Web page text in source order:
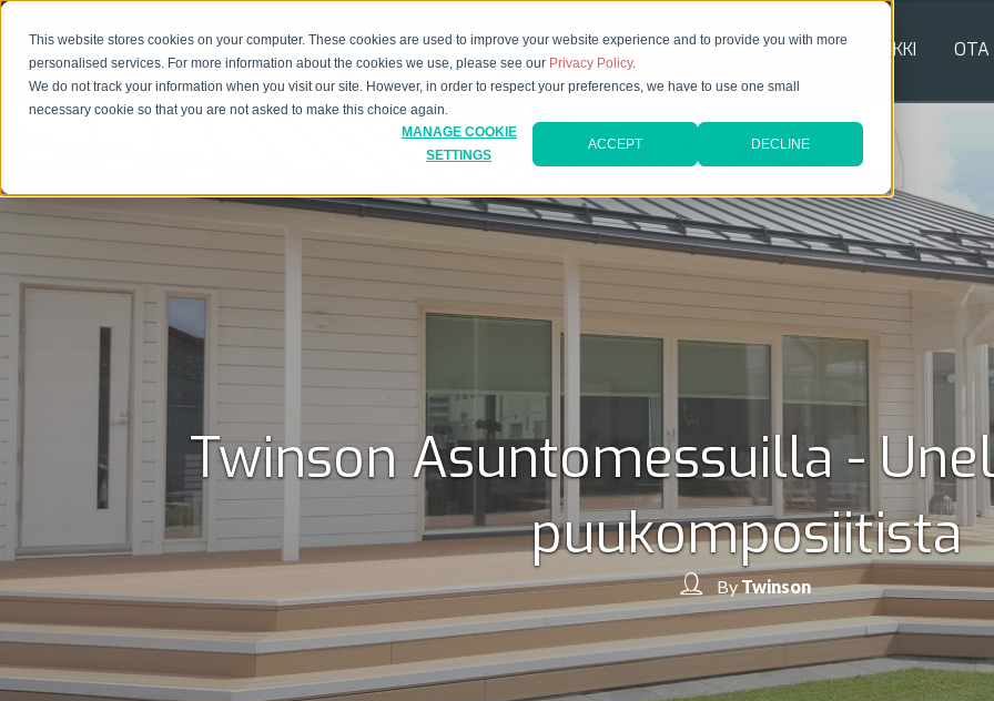
This website stores cookies on your computer. These cookies are used to improve your website experience and to provide you with more
personalised services. For more information about the cookies we use, please see our Privacy Policy.
We do not track your information when you visit our site. However, in order to respect your preferences, we have to use one small
necessary cookie so that you are not asked to make this choice again.
MANAGE COOKIE
SETTINGS
ACCEPT DECLINE
PALVELUT TUOTTEET REFERENSSIT TIETOPANKKI
Twinson Asuntomessuilla -
puukomposiitista
By Twinson